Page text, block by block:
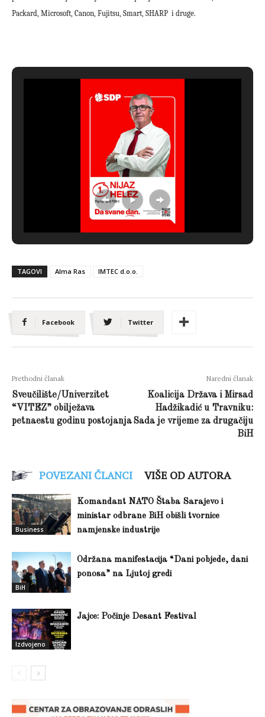
Packard, Microsoft, Canon, Fujitsu, Smart, SHARP i druge.
TAGOVI Alma Ras IMTEC d.o.o.
Facebook Twitter
Prethodni članak
Sveučilište/Univerzitet
“VITEZ” obilježava
petnaestu godinu postojanja
Naredni članak
Koalicija Država i Mirsad
Hadžikadić u Travniku:
Sada je vrijeme za drugačiju
BiH
POVEZANI ČLANCI VIŠE OD AUTORA
Business
Komandant NATO Štaba Sarajevo i
ministar odbrane BiH obišli tvornice
namjenske industrije
BiH
Održana manifestacija “Dani pobjede, dani
ponosa” na Ljutoj gredi
Izdvojeno
Jajce: Počinje Desant Festival